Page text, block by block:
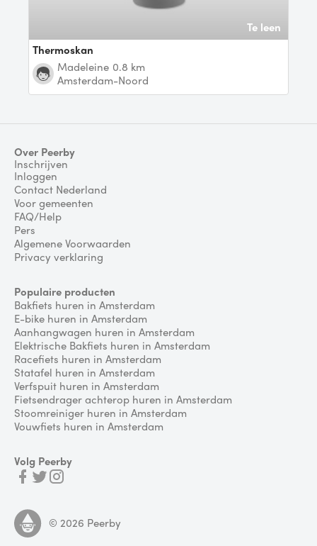
Te leen
Thermoskan
Madeleine 0.8 km
Amsterdam-Noord
Over Peerby
Inschrijven
Inloggen
Contact Nederland
Voor gemeenten
FAQ/Help
Pers
Algemene Voorwaarden
Privacy verklaring
Populaire producten
Bakfiets huren in Amsterdam
E-bike huren in Amsterdam
Aanhangwagen huren in Amsterdam
Elektrische Bakfiets huren in Amsterdam
Racefiets huren in Amsterdam
Statafel huren in Amsterdam
Verfspuit huren in Amsterdam
Fietsendrager achterop huren in Amsterdam
Stoomreiniger huren in Amsterdam
Vouwfiets huren in Amsterdam
Volg Peerby
© 2026 Peerby